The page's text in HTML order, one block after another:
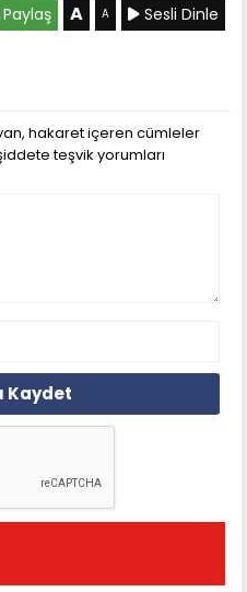
Paylaş A A Sesli Dinle
hakaret içeren cümleler
teşvik yorumları
Kaydet